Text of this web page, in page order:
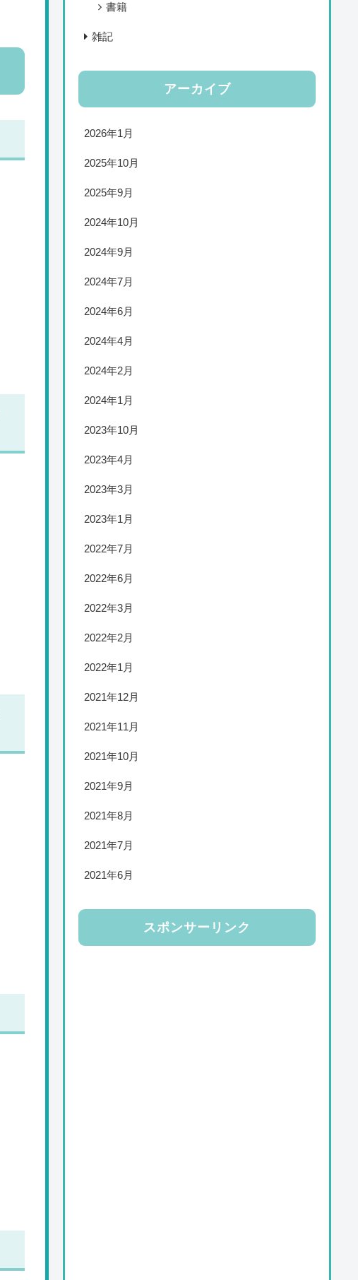
書籍
雑記
アーカイブ
2026年1月
2025年10月
2025年9月
2024年10月
2024年9月
2024年7月
2024年6月
2024年4月
2024年2月
2024年1月
2023年10月
2023年4月
2023年3月
2023年1月
2022年7月
2022年6月
2022年3月
2022年2月
2022年1月
2021年12月
2021年11月
2021年10月
2021年9月
2021年8月
2021年7月
2021年6月
スポンサーリンク